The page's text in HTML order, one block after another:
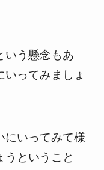
いう懸念もあ
いってみましょ
にいってみて様
うということ